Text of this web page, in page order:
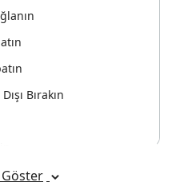
Bırakın
Bekleyin
Göster